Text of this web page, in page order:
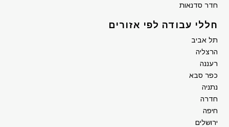
חדר סדנאות
חללי עבודה לפי אזורים
תל אביב
הרצליה
רעננה
כפר סבא
נתניה
חדרה
חיפה
ירושלים